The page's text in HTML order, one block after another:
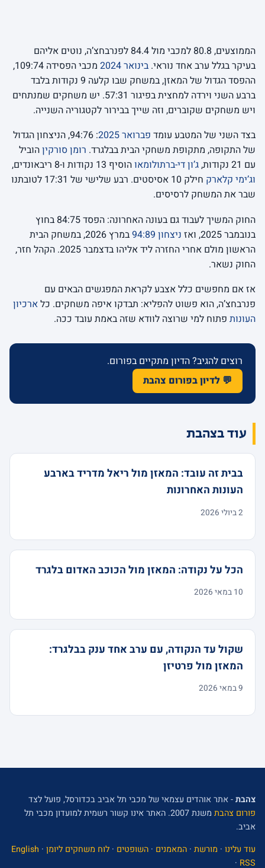
הממוצעים, 80.8 למכבי מול 84.4 לפנרבחצ’ה, נוטים אליהם
בעיקר בגלל ערב אחד נוראי. בינואר 2024
מכבי הפסידה 109:74,
ההפסד הגדול של המאזן, במשחק שבו קלעה 9 נקודות בלבד
ברבע השני וירדה למחצית בפיגור 57:31. יש משחקים שמנתחים
ויש משחקים שקוברים, וזה שייך בבירור לקטגוריה השנייה.
בצד השני של המטבע עומד פברואר 2025
: 94:76, הניצחון הגדול
של התקופה, מתקופת משחקי הבית בבלגרד. רומן סורקיןהוביל
עם 21 נקודות,
ג’ון די-ברתולומאוהוסיף 13 נקודות ו-8 ריבאונדים,
וג’ימי קלארק
חילק 10 אסיסטים. רבע שלישי של 17:31 לטובתנו
שבר את המשחק לרסיסים.
החוק המשיך לעבוד גם בעונה האחרונה: הפסד 84:75 בחוץ
בנובמבר 2025, ואז
ניצחון 94:89
במרץ 2026, במשחק הבית
הראשון מולם אחרי החזרה ליד אליהו בדצמבר 2025. הקהל חזר,
החוק נשאר.
אז אם מחפשים כלל אצבע לקראת המפגשים הבאים עם
פנרבחצ’ה, הוא פשוט להפליא: תבדקו איפה משחקים. כלארכיון
העונות פתוח למי שרוצה לוודא שזה באמת עובד ככה.
רוצים להגיב? הדיון מתקיים בפורום.
💬 לדיון בפורום צהבת
עוד בצהבת
בבית זה עובד: המאזן מול ריאל מדריד בארבע
העונות האחרונות
2 ביולי 2026
הכל על נקודה: המאזן מול הכוכב האדום בלגרד
10 במאי 2026
שקול עד הנקודה, עם ערב אחד ענק בבלגרד:
המאזן מול פרטיזן
9 במאי 2026
צהבת- אתר אוהדים עצמאי של מכבי תל אביב בכדורסל, פועל לצד
פורום צהבת
משנת 2007. האתר אינו קשור רשמית למועדון מכבי תל
אביב.
עוד עלינו · מורשת · המאמנים · השופטים · לוח משחקים ליומן ·
English
· RSS